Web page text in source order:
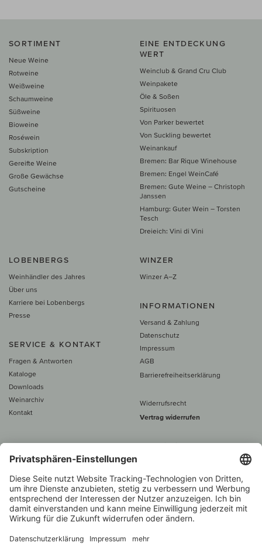
SORTIMENT
Neue Weine
Rotweine
Weißweine
Schaumweine
Süßweine
Bioweine
Roséwein
Subskription
Gereifte Weine
Große Gewächse
Gutscheine
EINE ENTDECKUNG
WERT
Weinclub & Grand Cru Club
Weinpakete
Öle & Soßen
Spirituosen
Von Parker bewertet
Von Suckling bewertet
Weinankauf
Bremen: Bar Rique Winehouse
Bremen: Engel WeinCafé
Bremen: Gute Weine – Christoph
Janssen
Hamburg: Guter Wein – Torsten
Tesch
Dreieich: Vini di Vini
LOBENBERGS
Weinhändler des Jahres
Über uns
Karriere bei Lobenbergs
Presse
SERVICE & KONTAKT
Fragen & Antworten
Kataloge
Downloads
Weinarchiv
Kontakt
WINZER
Winzer A–Z
INFORMATIONEN
Versand & Zahlung
Datenschutz
Impressum
AGB
Barrierefreiheitserklärung
Widerrufsrecht
Vertrag widerrufen
Alle Preise inkl. MwSt., zzgl. 5 €
60 € versand­kosten­
Beratung unter